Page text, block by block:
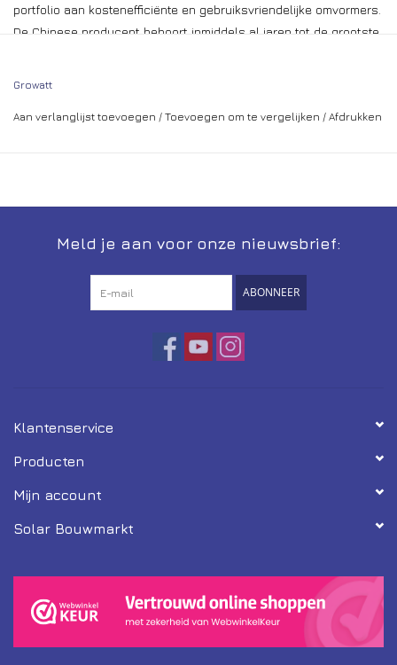
portfolio aan kostenefficiënte en gebruiksvriendelijke omvormers.
De Chinese producent behoort inmiddels al jaren tot de grootste
Geen ventilator, dus geluidloos en lange levensduur
Als eerste Chinese producent volledig gecertificeerd
Growatt
Aan verlanglijst toevoegen / Toevoegen om te vergelijken / Afdrukken
Meld je aan voor onze nieuwsbrief:
ABONNEER
Klantenservice
Producten
Mijn account
Solar Bouwmarkt